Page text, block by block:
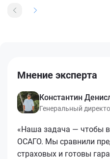
Мнение эксперта
Константин
Генеральный
«Наша задача — чтобы
ОСАГО. Мы сравнили
страховых и готовы